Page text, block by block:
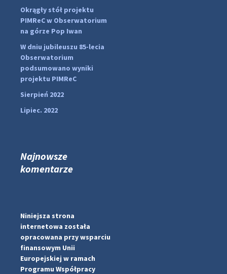
pimrec_project
pimrec_project
Okrągły stół projektu
PIMReC w Obserwatorium
na górze Pop Iwan
W dniu jubileuszu 85-lecia
Obserwatorium
podsumowano wyniki
projektu PIMReC
Sierpień 2022
Lipiec. 2022
Najnowsze
komentarze
Niniejsza strona
internetowa została
opracowana przy wsparciu
finansowym Unii
Europejskiej w ramach
Programu Współpracy